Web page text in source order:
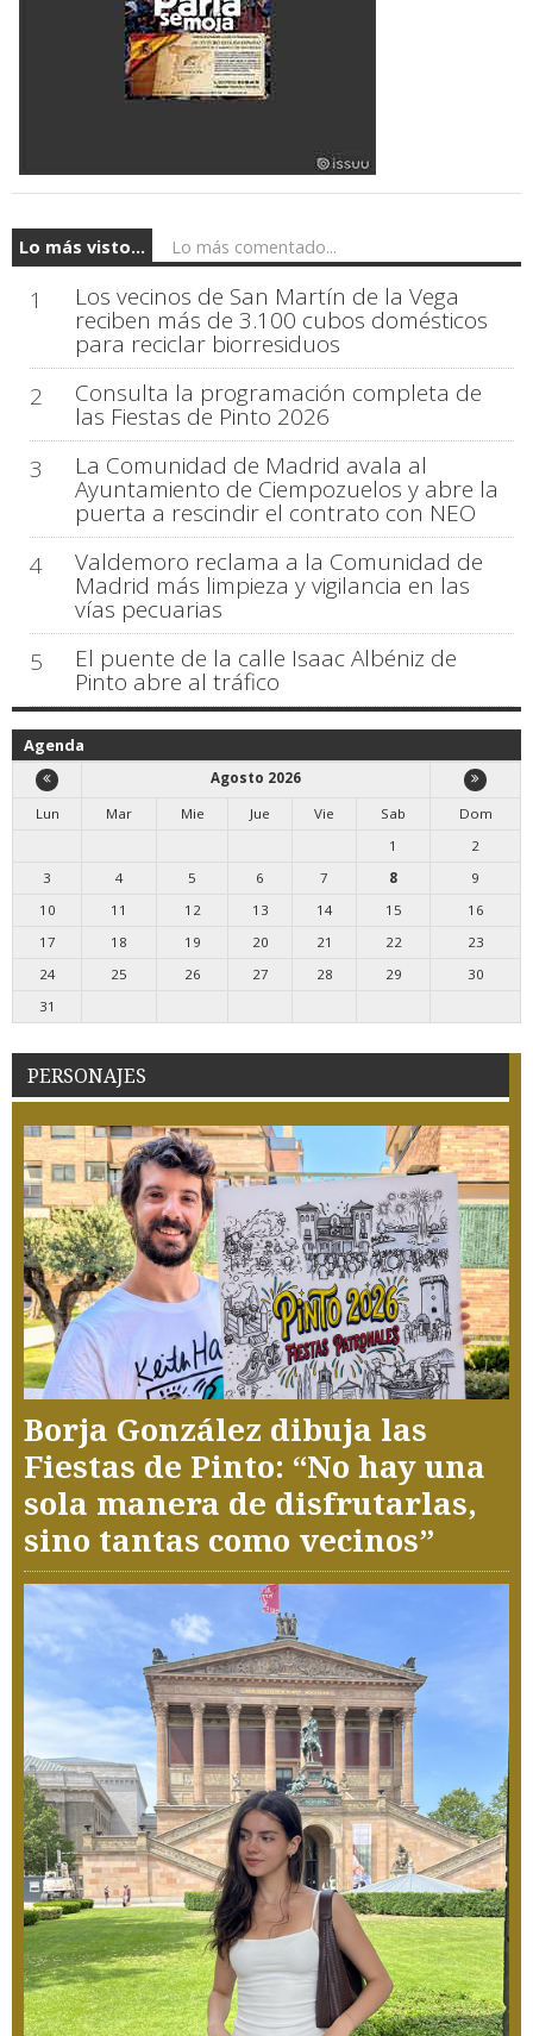
Lo más visto... Lo más comentado...
1 Los vecinos de San Martín de la Vega
reciben más de 3.100 cubos domésticos
para reciclar biorresiduos
2
Consulta la programación completa de
las Fiestas de Pinto 2026
3
La Comunidad de Madrid avala al
Ayuntamiento de Ciempozuelos y abre la
puerta a rescindir el contrato con NEO
4
Valdemoro reclama a la Comunidad de
Madrid más limpieza y vigilancia en las
vías pecuarias
5
El puente de la calle Isaac Albéniz de
Pinto abre al tráfico
Agenda
Agosto 2026
Lun
Mar Mie Jue Vie Sab
Dom
1
2
3
4 5 6 7 8
9
10
11 12 13 14 15
16
17
18 19 20 21 22
23
24
25 26 27 28 29
30
31
PERSONAJES
Borja González dibuja las
Fiestas de Pinto: “No hay una
sola manera de disfrutarlas,
sino tantas como vecinos”